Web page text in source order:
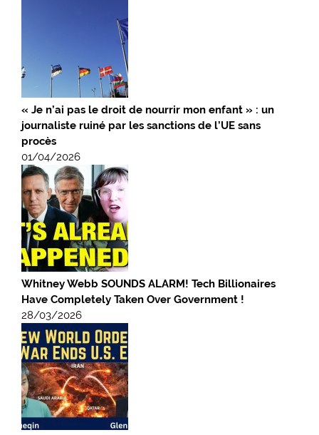
« Je n’ai pas le droit de nourrir mon enfant » : un
journaliste ruiné par les sanctions de l’UE sans
procès
01/04/2026
Whitney Webb SOUNDS ALARM! Tech Billionaires
Have Completely Taken Over Government !
28/03/2026